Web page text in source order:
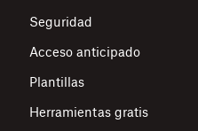
Seguridad
Acceso anticipado
Plantillas
Herramientas gratis